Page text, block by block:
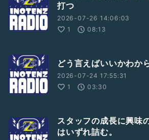
打つ
2026-07-26 14:06:03
1
08:13
どう言えばいいかわか
2026-07-24 17:55:31
1
03:30
スタッフの成長に興味
はいずれ詰む。